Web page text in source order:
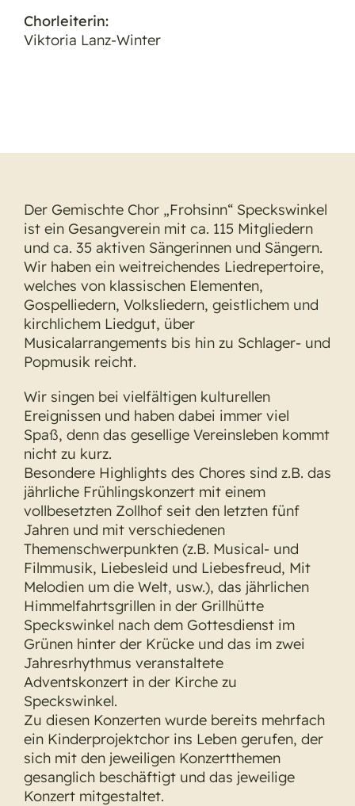
Chorleiterin:
Viktoria Lanz-Winter
Der Gemischte Chor „Frohsinn“ Speckswinkel
ist ein Gesangverein mit ca. 115 Mitgliedern
und ca. 35 aktiven Sängerinnen und Sängern.
Wir haben ein weitreichendes Liedrepertoire,
welches von klassischen Elementen,
Gospelliedern, Volksliedern, geistlichem und
kirchlichem Liedgut, über
Musicalarrangements bis hin zu Schlager- und
Popmusik reicht.
Wir singen bei vielfältigen kulturellen
Ereignissen und haben dabei immer viel
Spaß, denn das gesellige Vereinsleben kommt
nicht zu kurz.
Besondere Highlights des Chores sind z.B. das
jährliche Frühlingskonzert mit einem
vollbesetzten Zollhof seit den letzten fünf
Jahren und mit verschiedenen
Themenschwerpunkten (z.B. Musical- und
Filmmusik, Liebesleid und Liebesfreud, Mit
Melodien um die Welt, usw.), das jährlichen
Himmelfahrtsgrillen in der Grillhütte
Speckswinkel nach dem Gottesdienst im
Grünen hinter der Krücke und das im zwei
Jahresrhythmus veranstaltete
Adventskonzert in der Kirche zu
Speckswinkel.
Zu diesen Konzerten wurde bereits mehrfach
ein Kinderprojektchor ins Leben gerufen, der
sich mit den jeweiligen Konzertthemen
gesanglich beschäftigt und das jeweilige
Konzert mitgestaltet.